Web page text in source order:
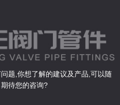
题,你想了解的建议及产品,可以随
待您的咨询?